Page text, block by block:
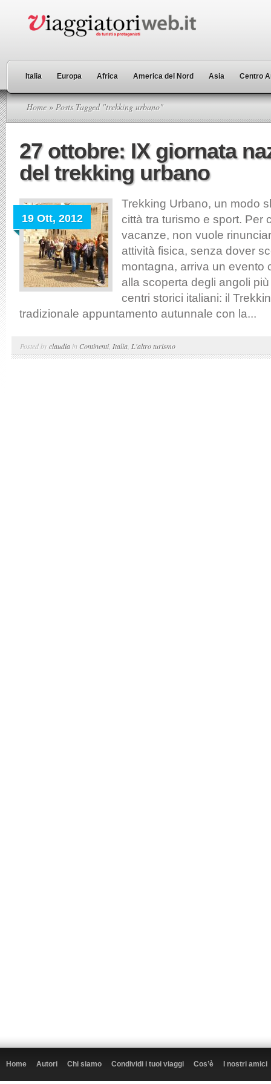
Italia Europa Africa America del Nord Asia Centro
Home » Posts Tagged "trekking urbano"
27 ottobre: IX giornata
del trekking urbano
19 Ott, 2012
Trekking Urbano, un modo
città tra turismo e sport. Per
vacanze, non vuole
attività fisica, senza dover
montagna, arriva un evento
alla scoperta degli angoli
centri storici italiani: il
tradizionale appuntamento autunnale con la...
Posted byclaudia in Continenti, Italia L'altro turismo
Home Autori Chi siamo Condividi i tuoi viaggi Cos’è I nostri amici